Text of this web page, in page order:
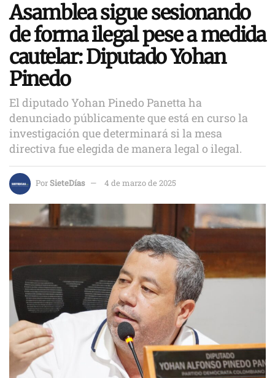
Asamblea sigue sesionando
de forma ilegal pese a medida
cautelar: Diputado Yohan
Pinedo
El diputado Yohan Pinedo Panetta ha
denunciado públicamente que está en curso la
investigación que determinará si la mesa
directiva fue elegida de manera legal o ilegal.
PorSieteDías 4 de marzo de 2025